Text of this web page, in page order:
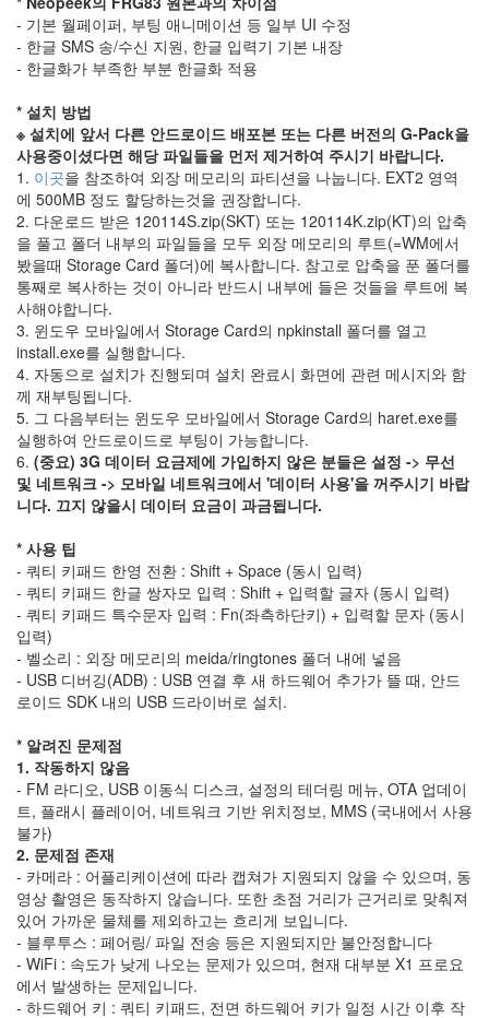
- 기본 월페이퍼, 부팅 애니메이션 등 일부 UI 수정
- 한글 SMS 송/수신 지원, 한글 입력기 기본 내장
- 한글화가 부족한 부분 한글화 적용
* 설치 방법
※ 설치에 앞서 다른 안드로이드 배포본 또는 다른 버전의 G-Pack을
사용중이셨다면 해당 파일들을 먼저 제거하여 주시기 바랍니다.
1. 이곳을 참조하여 외장 메모리의 파티션을 나눕니다. EXT2 영역
에 500MB 정도 할당하는것을 권장합니다.
2. 다운로드 받은 120114S.zip(SKT) 또는 120114K.zip(KT)의 압축
을 풀고 폴더 내부의 파일들을 모두 외장 메모리의 루트(=WM에서
봤을때 Storage Card 폴더)에 복사합니다. 참고로 압축을 푼 폴더를
통째로 복사하는 것이 아니라 반드시 내부에 들은 것들을 루트에 복
사해야합니다.
3. 윈도우 모바일에서 Storage Card의 npkinstall 폴더를 열고
install.exe를 실행합니다.
4. 자동으로 설치가 진행되며 설치 완료시 화면에 관련 메시지와 함
께 재부팅됩니다.
5. 그 다음부터는 윈도우 모바일에서 Storage Card의 haret.exe를
실행하여 안드로이드로 부팅이 가능합니다.
6. (중요) 3G 데이터 요금제에 가입하지 않은 분들은 설정 -> 무선
및 네트워크 -> 모바일 네트워크에서 '데이터 사용'을 꺼주시기 바랍
니다. 끄지 않을시 데이터 요금이 과금됩니다.
* 사용 팁
- 쿼티 키패드 한영 전환 : Shift + Space (동시 입력)
- 쿼티 키패드 한글 쌍자모 입력 : Shift + 입력할 글자 (동시 입력)
- 쿼티 키패드 특수문자 입력 : Fn(좌측하단키) + 입력할 문자 (동시
입력)
- 벨소리 : 외장 메모리의 meida/ringtones 폴더 내에 넣음
- USB 디버깅(ADB) : USB 연결 후 새 하드웨어 추가가 뜰 때, 안드
로이드 SDK 내의 USB 드라이버로 설치.
* 알려진 문제점
1. 작동하지 않음
- FM 라디오, USB 이동식 디스크, 설정의 테더링 메뉴, OTA 업데이
트, 플래시 플레이어, 네트워크 기반 위치정보, MMS (국내에서 사용
불가)
2. 문제점 존재
- 카메라 : 어플리케이션에 따라 캡쳐가 지원되지 않을 수 있으며, 동
영상 촬영은 동작하지 않습니다. 또한 초점 거리가 근거리로 맞춰져
있어 가까운 물체를 제외하고는 흐리게 보입니다.
- 블루투스 : 페어링/ 파일 전송 등은 지원되지만 불안정합니다
- WiFi : 속도가 낮게 나오는 문제가 있으며, 현재 대부분 X1 프로요
에서 발생하는 문제입니다.
- 하드웨어 키 : 쿼티 키패드, 전면 하드웨어 키가 일정 시간 이후 작
매
라
드
난
전
장
온
천
FA
료
칸
32
마
고
ILCE-
3000
GPU
퍼
카
게
시
판
팅
실
대
Gingerbread
노
키
아
블
디
보
스
톡
운